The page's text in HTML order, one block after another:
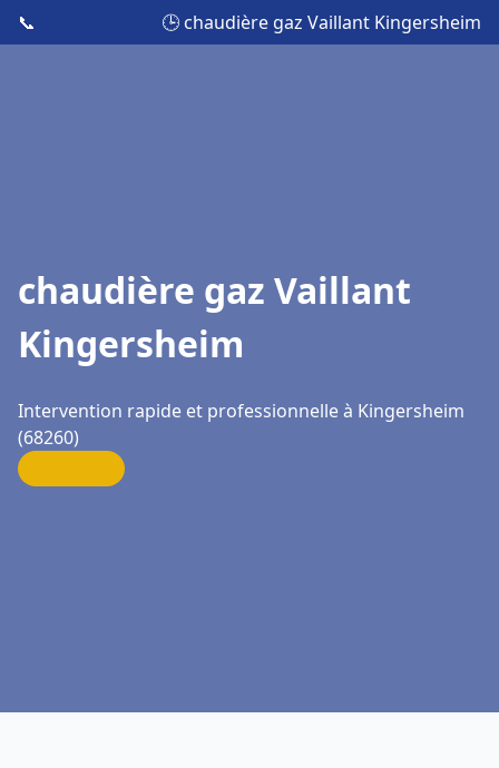
📞 🕒 chaudière gaz Vaillant Kingersheim
chaudière gaz Vaillant
Kingersheim
Intervention rapide et professionnelle à Kingersheim
(68260)